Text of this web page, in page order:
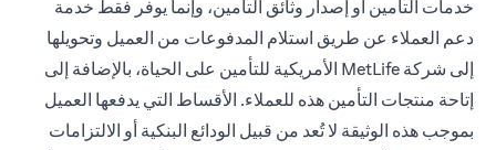
خدمات التأمين أو إصدار وثائق التأمين، وإنما يوفر فقط خدمة
دعم العملاء عن طريق استلام المدفوعات من العميل وتحويلها
إلى شركة MetLife الأمريكية للتأمين على الحياة، بالإضافة إلى
إتاحة منتجات التأمين هذه للعملاء. الأقساط التي يدفعها العميل
بموجب هذه الوثيقة لا تُعد من قبيل الودائع البنكية أو الالتزامات